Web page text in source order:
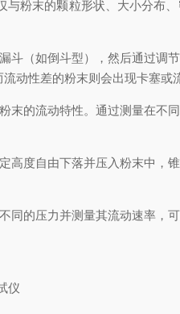
粉末的颗粒形状、大小分布
（如倒斗型），然后通过调
动性差的粉末则会出现卡塞或
的流动特性。通过测量在不
度自由下落并压入粉末中，
的压力并测量其流动速率，